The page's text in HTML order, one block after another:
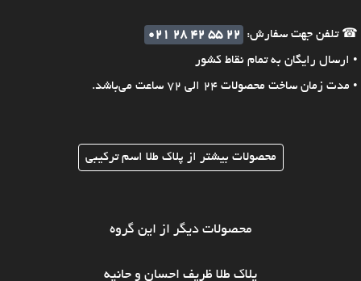
☎ تلفن جهت سفارش:
021 28 42 55 22
• ارسال رایگان به تمام نقاط کشور
• مدت زمان ساخت محصولات 24 الی 72 ساعت می‌باشد.
محصولات بیشتر از پلاک طلا اسم ترکیبی
محصولات دیگر از این گروه
پلاک طلا ظریف احسان و حانیه